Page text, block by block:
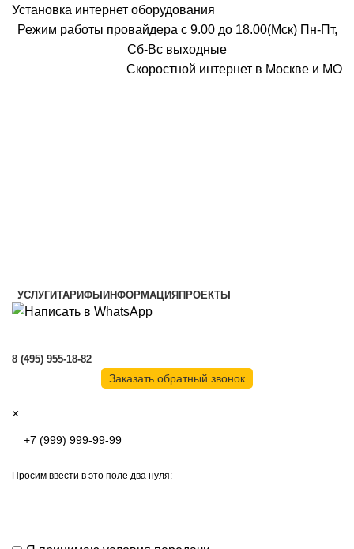
Установка интернет оборудования
Режим работы провайдера с 9.00 до 18.00(Мск) Пн-Пт,
Сб-Вс выходные
Скоростной интернет в Москве и МО
УСЛУГИТАРИФЫИНФОРМАЦИЯПРОЕКТЫ
8 (495) 955-18-82
Заказать обратный звонок
×
Просим ввести в это поле два нуля: